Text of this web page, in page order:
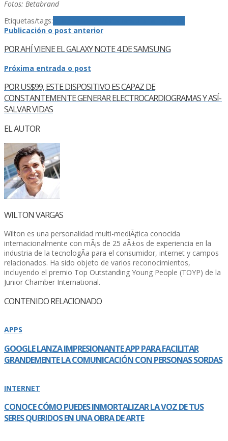
Fotos: Betabrand
Etiquetas/tags:
Publicación o post anterior
POR AHÍ­ VIENE EL GALAXY NOTE 4 DE SAMSUNG
Próxima entrada o post
POR US$99, ESTE DISPOSITIVO ES CAPAZ DE
CONSTANTEMENTE GENERAR ELECTROCARDIOGRAMAS Y ASÍ­
SALVAR VIDAS
EL AUTOR
WILTON VARGAS
Wilton es una personalidad multi-mediÃ¡tica conocida
internacionalmente con mÃ¡s de 25 aÃ±os de experiencia en la
industria de la tecnologÃ­a para el consumidor, internet y campos
relacionados. Ha sido objeto de varios reconocimientos,
incluyendo el premio Top Outstanding Young People (TOYP) de la
Junior Chamber International.
CONTENIDO RELACIONADO
APPS
GOOGLE LANZA IMPRESIONANTE APP PARA FACILITAR
GRANDEMENTE LA COMUNICACIÓN CON PERSONAS SORDAS
INTERNET
CONOCE CÓMO PUEDES INMORTALIZAR LA VOZ DE TUS
SERES QUERIDOS EN UNA OBRA DE ARTE